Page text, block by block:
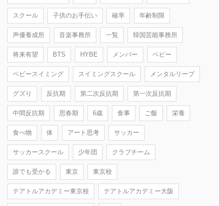
スクール 子供のお手伝い 確率 年齢制限
声優養成所 音楽事務所 一覧 韓国芸能事務所
将来有望 BTS HYBE メンバー ベビー
ベビースイミング スイミングスクール メンタルリープ
グズり 反抗期 第二次反抗期 第一次反抗期
中間反抗期 思春期 6歳 食事 ご飯 栄養
食べ物 体 アート思考 サッカー
サッカースクール 少年団 クラブチーム
誰でも受かる 東京 東京校
テアトルアカデミー東京校 テアトルアカデミー大阪